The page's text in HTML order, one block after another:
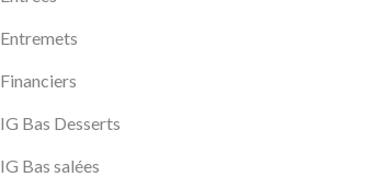
Entremets
Financiers
IG Bas Desserts
IG Bas salées